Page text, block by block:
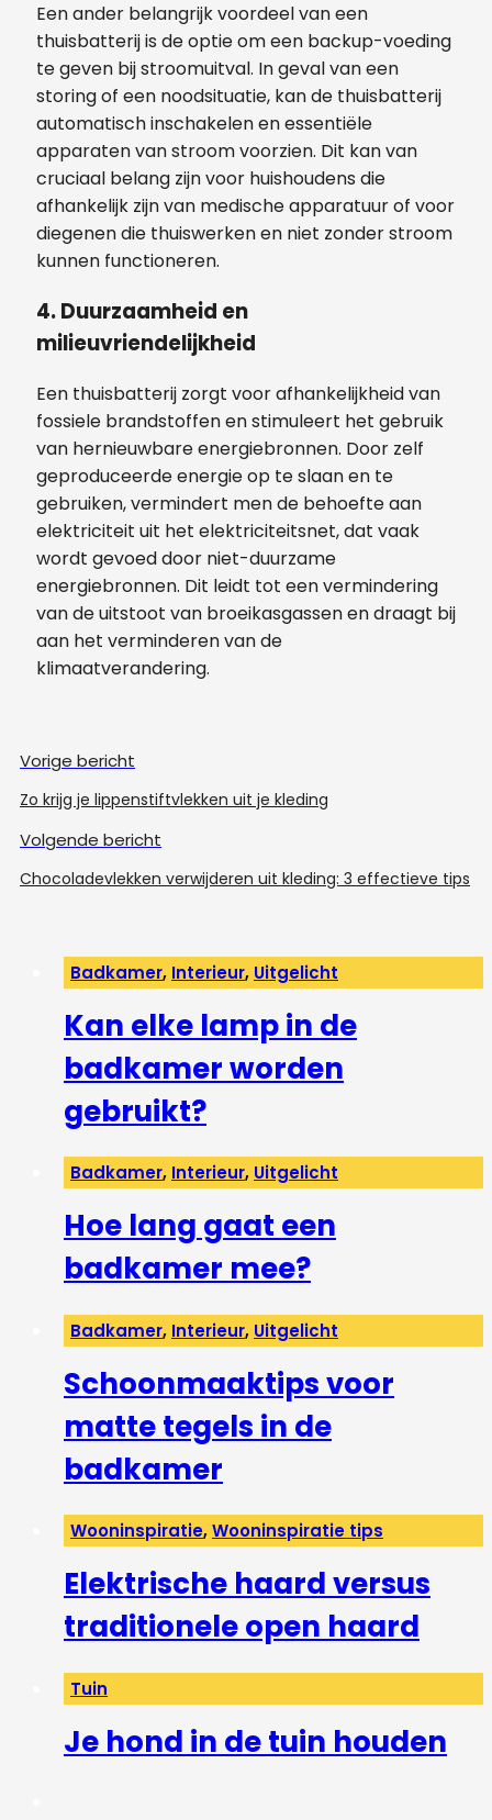
Een ander belangrijk voordeel van een
thuisbatterij is de optie om een backup-voeding
te geven bij stroomuitval. In geval van een
storing of een noodsituatie, kan de thuisbatterij
automatisch inschakelen en essentiële
apparaten van stroom voorzien. Dit kan van
cruciaal belang zijn voor huishoudens die
afhankelijk zijn van medische apparatuur of voor
diegenen die thuiswerken en niet zonder stroom
kunnen functioneren.
4. Duurzaamheid en
milieuvriendelijkheid
Een thuisbatterij zorgt voor afhankelijkheid van
fossiele brandstoffen en stimuleert het gebruik
van hernieuwbare energiebronnen. Door zelf
geproduceerde energie op te slaan en te
gebruiken, vermindert men de behoefte aan
elektriciteit uit het elektriciteitsnet, dat vaak
wordt gevoed door niet-duurzame
energiebronnen. Dit leidt tot een vermindering
van de uitstoot van broeikasgassen en draagt bij
aan het verminderen van de
klimaatverandering.
Vorige bericht
Zo krijg je lippenstiftvlekken uit je kleding
Volgende bericht
Chocoladevlekken verwijderen uit kleding: 3 effectieve tips
Badkamer, Interieur, Uitgelicht
Kan elke lamp in de
badkamer worden
gebruikt?
Badkamer, Interieur, Uitgelicht
Hoe lang gaat een
badkamer mee?
Badkamer, Interieur, Uitgelicht
Schoonmaaktips voor
matte tegels in de
badkamer
Wooninspiratie,Wooninspiratie tips
Elektrische haard versus
traditionele open haard
Tuin
Je hond in de tuin houden